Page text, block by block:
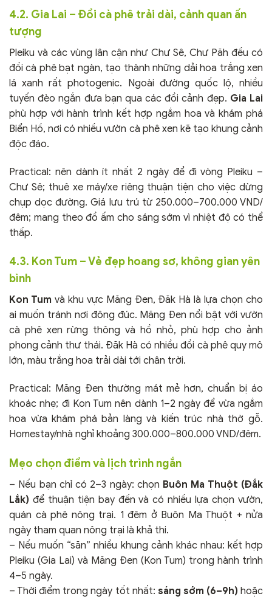
4.2. Gia Lai – Đồi cà phê trải dài, cảnh quan ấn
tượng
Pleiku và các vùng lân cận như Chư Sê, Chư Păh đều có
đồi cà phê bạt ngàn, tạo thành những dải hoa trắng xen
lá xanh rất photogenic. Ngoài đường quốc lộ, nhiều
tuyến đèo ngắn đưa bạn qua các đồi cảnh đẹp. Gia Lai
phù hợp với hành trình kết hợp ngắm hoa và khám phá
Biển Hồ, nơi có nhiều vườn cà phê xen kẽ tạo khung cảnh
độc đáo.
Practical: nên dành ít nhất 2 ngày để đi vòng Pleiku –
Chư Sê; thuê xe máy/xe riêng thuận tiện cho việc dừng
chụp dọc đường. Giá lưu trú từ 250.000–700.000 VND/
đêm; mang theo đồ ấm cho sáng sớm vì nhiệt độ có thể
thấp.
4.3. Kon Tum – Vẻ đẹp hoang sơ, không gian yên
bình
Kon Tum và khu vực Măng Đen, Đăk Hà là lựa chọn cho
ai muốn tránh nơi đông đúc. Măng Đen nổi bật với vườn
cà phê xen rừng thông và hồ nhỏ, phù hợp cho ảnh
phong cảnh thư thái. Đăk Hà có nhiều đồi cà phê quy mô
lớn, màu trắng hoa trải dài tới chân trời.
Practical: Măng Đen thường mát mẻ hơn, chuẩn bị áo
khoác nhẹ; đi Kon Tum nên dành 1–2 ngày để vừa ngắm
hoa vừa khám phá bản làng và kiến trúc nhà thờ gỗ.
Homestay/nhà nghỉ khoảng 300.000–800.000 VND/đêm.
Mẹo chọn điểm và lịch trình ngắn
– Nếu bạn chỉ có 2–3 ngày: chọn Buôn Ma Thuột (Đắk
Lắk) để thuận tiện bay đến và có nhiều lựa chọn vườn,
quán cà phê nông trại. 1 đêm ở Buôn Ma Thuột + nửa
ngày tham quan nông trại là khả thi.
– Nếu muốn “săn” nhiều khung cảnh khác nhau: kết hợp
Pleiku (Gia Lai) và Măng Đen (Kon Tum) trong hành trình
4–5 ngày.
– Thời điểm trong ngày tốt nhất: sáng sớm (6–9h) hoặc